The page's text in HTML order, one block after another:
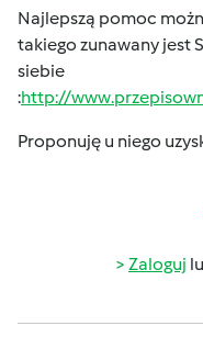
Najlepszą pomoc
takiego zunawany jest
siebie
:http://
Proponuję u niego
Zaloguj